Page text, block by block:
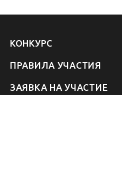
КОНКУРС
ПРАВИЛА УЧАСТИЯ
ЗАЯВКА НА УЧАСТИЕ